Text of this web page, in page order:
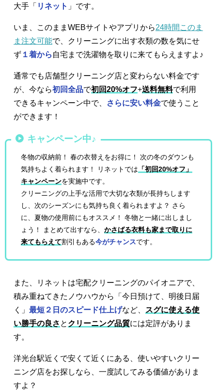
大手「 リネット 」です。
いま、このままWEBサイトやアプリから24時間このま
ま注文可能で、クリーニングに出す衣類の数を気にせ
ず １着から 自宅まで洗濯物を取りに来てもらえますよ♪
通常でも店舗型クリーニング店と変わらない料金です
が、今なら初回全品で初回20%オフ+送料無料で利用
できるキャンペーン中で、
さらに安い料金で使うこと
ができます！
キャンペーン中♪
冬物の収納前！ 春の衣替えをお得に！ 次の冬のダウンも
気持ちよく着られます！ リネットでは 「初回20%オフ」
キャンペーンを実施中です。
クリーニングの上手な活用で大切な衣類が長持ちします
し、次のシーズンにも気持ち良く着られますよ？ さら
に、夏物の使用前にもオススメ！ 冬物と一緒に出しまし
ょう！ まとめて出すなら、かさばる衣料も家まで取りに
来てもらえて割引もある今がチャンスです。
また、リネットは宅配クリーニングのパイオニアで、
積み重ねてきたノウハウから「今日預けて、明後日届
く」 最短２日のスピード仕上げなど、
スグに使える使
い勝手の良さ と クリーニング品質には定評がありま
す。
洋光台駅近くで安くて近くにある、使いやすいクリー
ニング店をお探しなら、一度試してみる価値がありま
すよ？